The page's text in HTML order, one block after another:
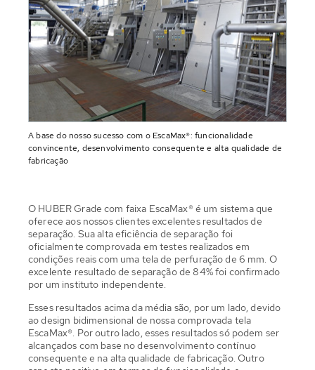
A base do nosso sucesso com o EscaMax®: funcionalidade
convincente, desenvolvimento consequente e alta qualidade de
fabricação
O HUBER Grade com faixa EscaMax® é um sistema que
oferece aos nossos clientes excelentes resultados de
separação. Sua alta eficiência de separação foi
oficialmente comprovada em testes realizados em
condições reais com uma tela de perfuração de 6 mm. O
excelente resultado de separação de 84% foi confirmado
por um instituto independente.
Esses resultados acima da média são, por um lado, devido
ao design bidimensional de nossa comprovada tela
EscaMax®. Por outro lado, esses resultados só podem ser
alcançados com base no desenvolvimento contínuo
consequente e na alta qualidade de fabricação. Outro